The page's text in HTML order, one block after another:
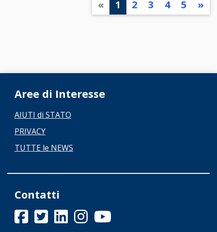
« 1 2 3 4 5 »
Aree di Interesse
AIUTI di STATO
PRIVACY
TUTTE le NEWS
Contatti